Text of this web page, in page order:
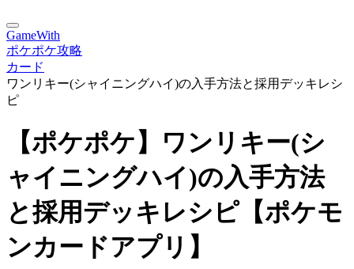
GameWith
ポケポケ攻略
カード
ワンリキー(シャイニングハイ)の入手方法と採用デッキレシ
ピ
【ポケポケ】ワンリキー(シ
ャイニングハイ)の入手方法
と採用デッキレシピ【ポケモ
ンカードアプリ】